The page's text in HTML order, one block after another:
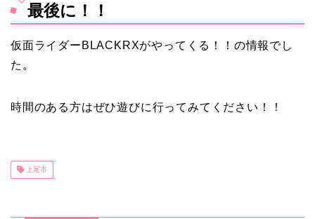
最後に！！
仮面ライダーBLACKRXがやってくる！！の情報でし
た。
時間のある方はぜひ遊びに行ってみてください！！
上尾市